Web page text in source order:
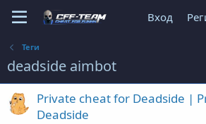
Вход
Теги
deadside aimbot
Private cheat for Deadside |
Deadside